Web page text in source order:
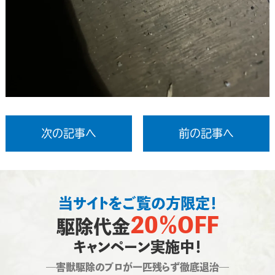
次の記事へ 前の記事へ
当サイトをご覧の方限定！
駆除代金20％OFF
キャンペーン実施中！
―害獣駆除のプロが一匹残らず徹底退治―